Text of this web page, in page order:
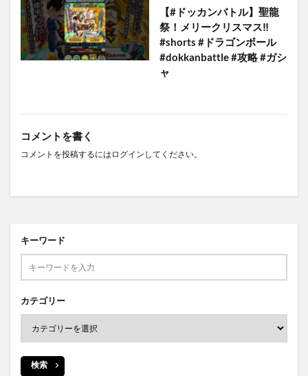
【#ドッカンバトル】聖龍
祭！メリークリスマス‼
#shorts #ドラゴンボール
#dokkanbattle #攻略 #ガシ
ャ
コメントを書く
コメントを投稿するには ログイン してください。
キーワード
カテゴリー
検索